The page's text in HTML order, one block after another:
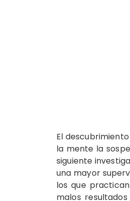
El
la mente la
siguiente
una mayor
los que
malos